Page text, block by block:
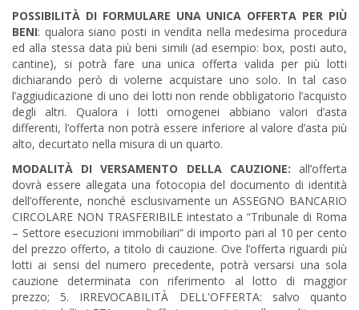
POSSIBILITÀ DI FORMULARE UNA UNICA OFFERTA PER PIÙ
BENI: qualora siano posti in vendita nella medesima procedura
ed alla stessa data più beni simili (ad esempio: box, posti auto,
cantine), si potrà fare una unica offerta valida per più lotti
dichiarando però di volerne acquistare uno solo. In tal caso
l’aggiudicazione di uno dei lotti non rende obbligatorio l’acquisto
degli altri. Qualora i lotti omogenei abbiano valori d’asta
differenti, l’offerta non potrà essere inferiore al valore d’asta più
alto, decurtato nella misura di un quarto.
MODALITÀ DI VERSAMENTO DELLA CAUZIONE: all’offerta
dovrà essere allegata una fotocopia del documento di identità
dell’offerente, nonché esclusivamente un ASSEGNO BANCARIO
CIRCOLARE NON TRASFERIBILE intestato a “Tribunale di Roma
– Settore esecuzioni immobiliari” di importo pari al 10 per cento
del prezzo offerto, a titolo di cauzione. Ove l’offerta riguardi più
lotti ai sensi del numero precedente, potrà versarsi una sola
cauzione determinata con riferimento al lotto di maggior
prezzo; 5. IRREVOCABILITÀ DELL'OFFERTA: salvo quanto